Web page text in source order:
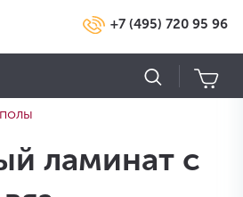
+7 (495) 720 95 96
ламинат с